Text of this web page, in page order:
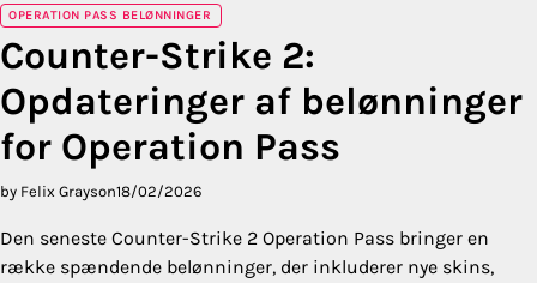
OPERATION PASS BELØNNINGER
Counter-Strike 2:
Opdateringer af belønninger
for Operation Pass
by Felix Grayson18/02/2026
Den seneste Counter-Strike 2 Operation Pass bringer en
række spændende belønninger, der inkluderer nye skins,